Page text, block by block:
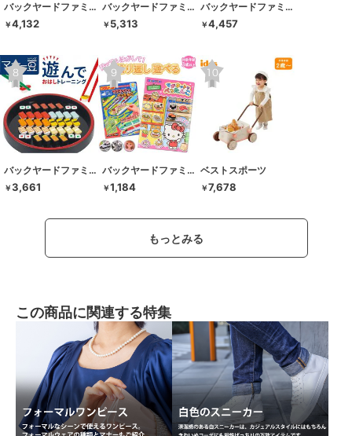
バックヤードファミリー
￥4,132
バックヤードファミリー
￥ 5,313
バックヤードファミリー
￥4,457
バックヤードファミリー
￥3,661
バックヤードファミリー
￥1,184
ベストスポーツ
￥7,678
もっとみる
この商品に関連する特集